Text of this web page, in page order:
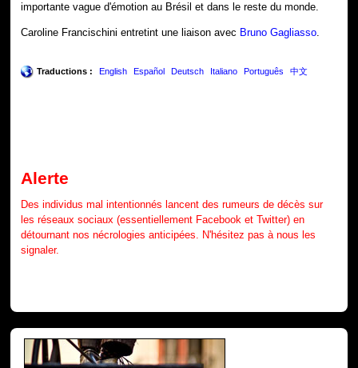
importante vague d'émotion au Brésil et dans le reste du monde.
Caroline Francischini entretint une liaison avec Bruno Gagliasso.
Traductions : English Español Deutsch Italiano Português 中文
Alerte
Des individus mal intentionnés lancent des rumeurs de décès sur
les réseaux sociaux (essentiellement Facebook et Twitter) en
détournant nos nécrologies anticipées. N'hésitez pas à nous les
signaler.